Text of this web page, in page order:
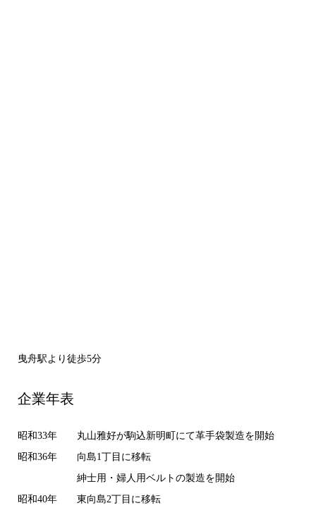
曳舟駅より徒歩5分
企業年表
昭和33年
丸山雅好が駒込新明町にて革手袋製造を開始
昭和36年
向島1丁目に移転
紳士用・婦人用ベルトの製造を開始
昭和40年
東向島2丁目に移転